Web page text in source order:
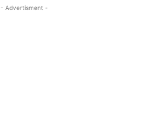
- Advertisment -